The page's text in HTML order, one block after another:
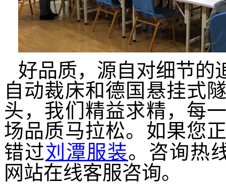
好品质，源自对细节的
自动裁床和德国悬挂式
头，我们精益求精，每
场品质马拉松。如果您
错过刘潭服装。咨询热
网站在线客服咨询。